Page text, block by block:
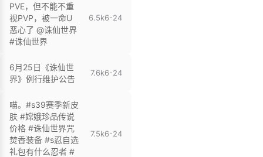
PVE，但不能不重
视PVP，被一命U
恶心了 @诛仙世界
#诛仙世界
6.5k6-24
6月25日《诛仙世
界》例行维护公告
7.6k6-24
喵。#s39赛季新皮
肤 #嫦娥珍品传说
价格 #诛仙世界咒
焚香装备 #s忍自选
礼包有什么忍者 #
7.5k6-24